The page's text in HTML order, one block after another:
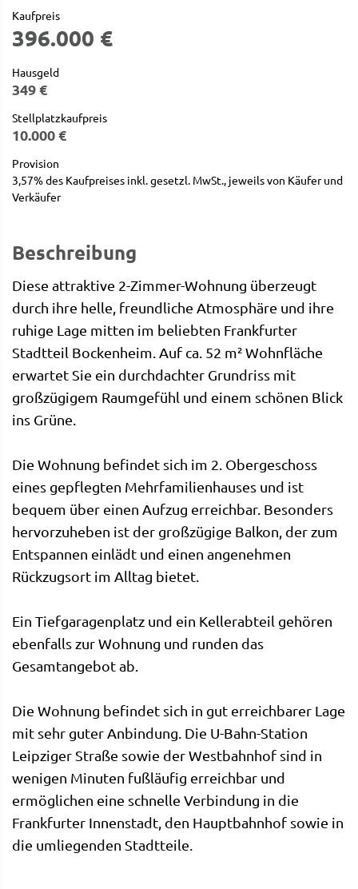
Kaufpreis
396.000 €
Hausgeld
349 €
Stellplatzkaufpreis
10.000 €
Provision
3,57% des Kaufpreises inkl. gesetzl. MwSt., jeweils von Käufer und
Verkäufer
Beschreibung
Diese attraktive 2-Zimmer-Wohnung überzeugt
durch ihre helle, freundliche Atmosphäre und ihre
ruhige Lage mitten im beliebten Frankfurter
Stadtteil Bockenheim. Auf ca. 52 m² Wohnfläche
erwartet Sie ein durchdachter Grundriss mit
großzügigem Raumgefühl und einem schönen Blick
ins Grüne.
Die Wohnung befindet sich im 2. Obergeschoss
eines gepflegten Mehrfamilienhauses und ist
bequem über einen Aufzug erreichbar. Besonders
hervorzuheben ist der großzügige Balkon, der zum
Entspannen einlädt und einen angenehmen
Rückzugsort im Alltag bietet.
Ein Tiefgaragenplatz und ein Kellerabteil gehören
ebenfalls zur Wohnung und runden das
Gesamtangebot ab.
Die Wohnung befindet sich in gut erreichbarer Lage
mit sehr guter Anbindung. Die U-Bahn-Station
Leipziger Straße sowie der Westbahnhof sind in
wenigen Minuten fußläufig erreichbar und
ermöglichen eine schnelle Verbindung in die
Frankfurter Innenstadt, den Hauptbahnhof sowie in
die umliegenden Stadtteile.